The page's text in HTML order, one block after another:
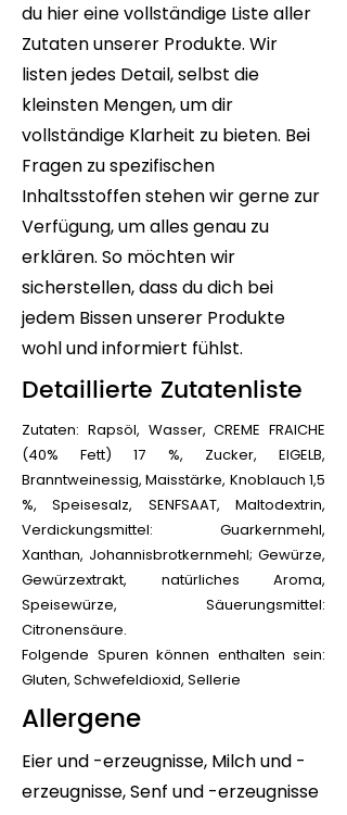
du hier eine vollständige Liste aller
Zutaten unserer Produkte. Wir
listen jedes Detail, selbst die
kleinsten Mengen, um dir
vollständige Klarheit zu bieten. Bei
Fragen zu spezifischen
Inhaltsstoffen stehen wir gerne zur
Verfügung, um alles genau zu
erklären. So möchten wir
sicherstellen, dass du dich bei
jedem Bissen unserer Produkte
wohl und informiert fühlst.
Detaillierte Zutatenliste
Zutaten: Rapsöl, Wasser, CREME FRAICHE
(40% Fett) 17 %, Zucker, EIGELB,
Branntweinessig, Maisstärke, Knoblauch 1,5
%, Speisesalz, SENFSAAT, Maltodextrin,
Verdickungsmittel: Guarkernmehl,
Xanthan, Johannisbrotkernmehl; Gewürze,
Gewürzextrakt, natürliches Aroma,
Speisewürze, Säuerungsmittel:
Citronensäure.
Folgende Spuren können enthalten sein:
Gluten, Schwefeldioxid, Sellerie
Allergene
Eier und -erzeugnisse, Milch und -
erzeugnisse, Senf und -erzeugnisse